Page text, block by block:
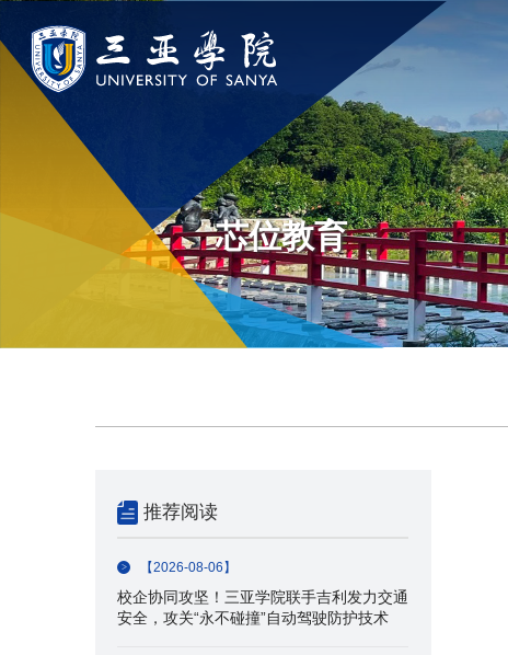
认识三亚学院
校风与校训
校园风景
学院与部门
学院
部门
新闻中心
新闻速递
传媒视点
校园地图
USY印象
芯位教育
推荐阅读
【2026-08-06】
校企协同攻坚！三亚学院联手吉利发力交通
安全，攻关“永不碰撞”自动驾驶防护技术